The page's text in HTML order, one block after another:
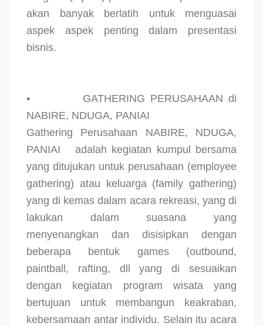
akan banyak berlatih untuk menguasai
aspek aspek penting dalam presentasi
bisnis.
•
GATHERING PERUSAHAAN di
NABIRE, NDUGA, PANIAI
Gathering Perusahaan NABIRE, NDUGA,
PANIAI
adalah kegiatan kumpul bersama
yang ditujukan untuk perusahaan (employee
gathering) atau keluarga (family gathering)
yang di kemas dalam acara rekreasi, yang di
lakukan dalam suasana yang
menyenangkan dan disisipkan dengan
beberapa bentuk games (outbound,
paintball, rafting, dll yang di sesuaikan
dengan kegiatan program wisata yang
bertujuan untuk membangun keakraban,
kebersamaan antar individu. Selain itu acara